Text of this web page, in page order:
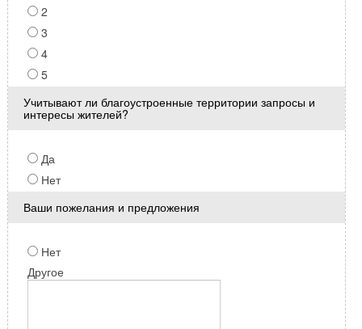
2
3
4
5
Учитывают ли благоустроенные территории запросы и
интересы жителей?
Да
Нет
Ваши пожелания и предложения
Нет
Другое